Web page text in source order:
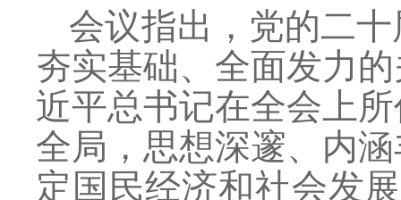
会议指出，党的二
夯实基础、全面发力
近平总书记在全会上
全局，思想深邃、内
定国民经济和社会发